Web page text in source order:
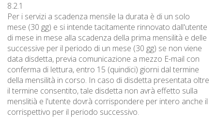
8.2.1
Per i servizi a scadenza mensile la durata è di un solo
mese (30 gg) e si intende tacitamente rinnovato dall'utente
di mese in mese alla scadenza della prima mensilità e delle
successive per il periodo di un mese (30 gg) se non viene
data disdetta, previa comunicazione a mezzo E-mail con
conferma di lettura, entro 15 (quindici) giorni dal termine
della mensilità in corso. In caso di disdetta presentata oltre
il termine consentito, tale disdetta non avrà effetto sulla
menslitià e l'utente dovrà corrispondere per intero anche il
corrispettivo per il periodo successivo.